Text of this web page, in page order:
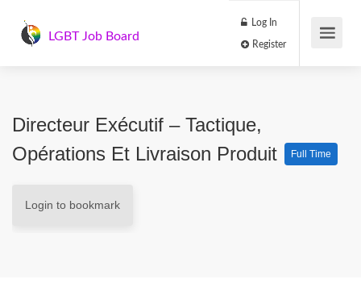
LGBT Job Board
Log In
Directeur Exécutif – Tactique,
Opérations Et Livraison Produit
Full Time
Login to bookmark